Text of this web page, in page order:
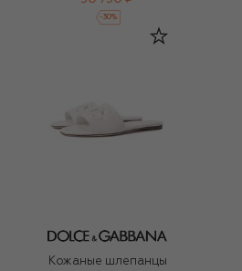
-30%
Кожаные шлепанцы